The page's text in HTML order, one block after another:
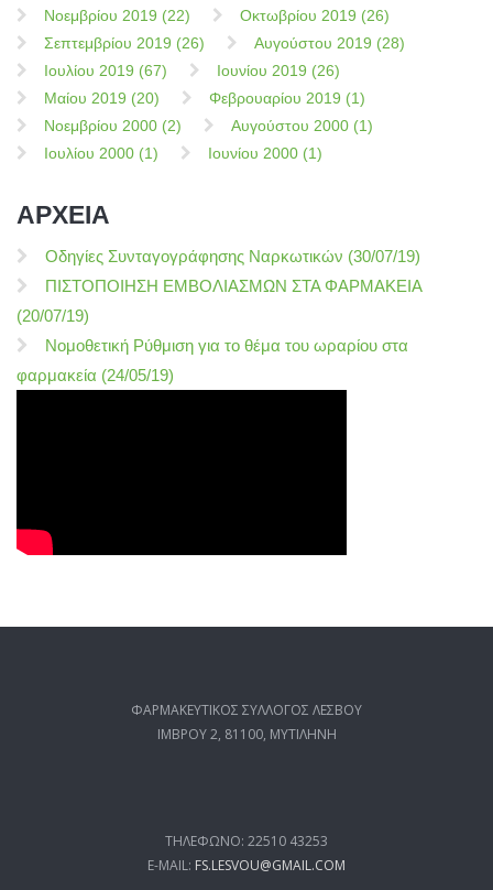
Νοεμβρίου 2019 (22)
Οκτωβρίου 2019 (26)
Σεπτεμβρίου 2019 (26)
Αυγούστου 2019 (28)
Ιουλίου 2019 (67)
Ιουνίου 2019 (26)
Μαίου 2019 (20)
Φεβρουαρίου 2019 (1)
Νοεμβρίου 2000 (2)
Αυγούστου 2000 (1)
Ιουλίου 2000 (1)
Ιουνίου 2000 (1)
ΑΡΧΕΙΑ
Οδηγίες Συνταγογράφησης Ναρκωτικών (30/07/19)
ΠΙΣΤΟΠΟΙΗΣΗ ΕΜΒΟΛΙΑΣΜΩΝ ΣΤΑ ΦΑΡΜΑΚΕΙΑ
(20/07/19)
Νομοθετική Ρύθμιση για το θέμα του ωραρίου στα
φαρμακεία (24/05/19)
ΦΑΡΜΑΚΕΥΤΙΚΟΣ ΣΥΛΛΟΓΟΣ ΛΕΣΒΟΥ
ΙΜΒΡΟΥ 2, 81100, ΜΥΤΙΛΗΝΗ
ΤΗΛΕΦΩΝΟ: 22510 43253
E-MAIL: FS.LESVOU@GMAIL.COM